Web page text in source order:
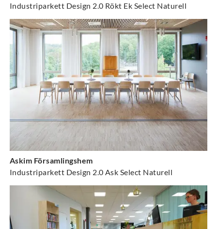
Industriparkett Design 2.0 Rökt Ek Select Naturell
Askim Församlingshem
Industriparkett Design 2.0 Ask Select Naturell